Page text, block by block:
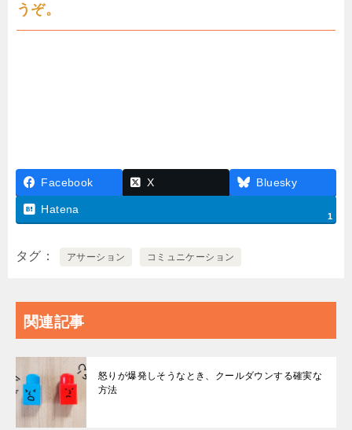
うぞ。
Facebook X Bluesky
Hatena
1
タグ アサーション コミュニケーション
関連記事
怒りが爆発しそうなとき、クールダウンする確実な
方法